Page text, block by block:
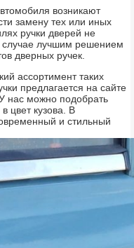
возникают
замену тех или иных
ручки дверей не
случае лучшим решением
дверных ручек.
ассортимент таких
предлагается на сайте
нас можно подобрать
цвет кузова. В
и стильный